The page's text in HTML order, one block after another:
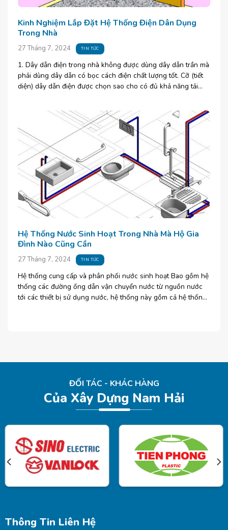
TIN TỨC
Kinh Nghiệm Lắp Đặt Hệ Thống Điện Dân Dụng
Trong Nhà
27 Tháng 7, 2024
1. Dây dẫn điện trong nhà không được dùng dây dẫn trần mà
phải dùng dây dẫn có bọc cách điện chất lượng tốt. Cỡ (tiết
diện) dây dẫn điện được chọn sao cho có đủ khả năng tải
TIN TỨC
Hệ Thống Nước Sinh Hoạt Trong Nhà Mà Hộ Gia
Đình Nào Cũng Cần
27 Tháng 7, 2024
Hệ thống cung cấp và phân phối nước sinh hoạt Bao gồm hệ
thống các đường ống dẫn vận chuyển nước từ nguồn nước
tới các thiết bị sử dụng nước, hệ thống này gồm cả hệ thống
ĐỐI TÁC - KHÁC HÀNG
Của Xây Dựng Nam Hải
Thông Tin Liên Hệ